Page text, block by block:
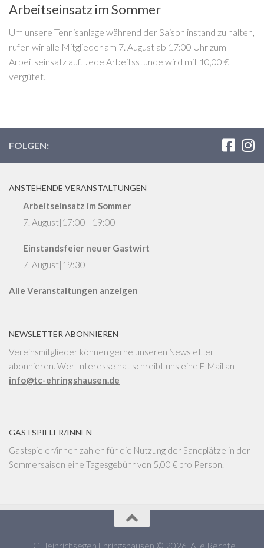
Arbeitseinsatz im Sommer
Um unsere Tennisanlage während der Saison instand zu halten,
rufen wir alle Mitglieder am 7. August ab 17:00 Uhr zum
Arbeitseinsatz auf. Jede Arbeitsstunde wird mit 10,00 €
vergütet.
FOLGEN:
ANSTEHENDE VERANSTALTUNGEN
Arbeitseinsatz im Sommer
7. August|17:00 - 19:00
Einstandsfeier neuer Gastwirt
7. August|19:30
Alle Veranstaltungen anzeigen
NEWSLETTER ABONNIEREN
Vereinsmitglieder können gerne unseren Newsletter
abonnieren. Wer Interesse hat schreibt uns eine E-Mail an
info@tc-ehringshausen.de
GASTSPIELER/INNEN
Gastspieler/innen zahlen für die Nutzung der Sandplätze in der
Sommersaison eine Tagesgebühr von 5,00 € pro Person.
TC Heinrichsegen Ehringshausen © 2026. Alle Rechte